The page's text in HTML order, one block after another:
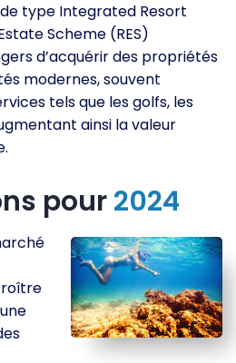
de type Integrated Resort
Scheme (RES)
d’acquérir des propriétés
modernes, souvent
tels que les golfs, les
ainsi la valeur
pour2024